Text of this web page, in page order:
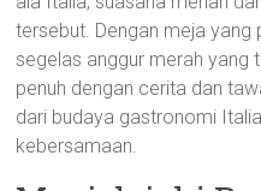
tersebut. Dengan meja yang
segelas anggur merah yang
penuh dengan cerita dan
dari budaya gastronomi
kebersamaan.